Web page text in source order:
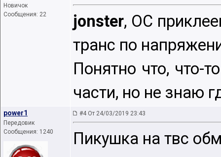
Новичок
Сообщения: 22
jonster, ОС
транс по
Понятно что, что-
части, но не знаю
power1
Передовик
Сообщения: 1240
#4 От 24/03/2019 23:43
Пикушка на твс